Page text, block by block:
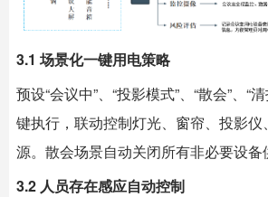
3.1 场景化一键用电策略
预设“会议中”、“投影模式”、“散会”、“
键执行，联动控制灯光、窗帘、投影
源。散会场景自动关闭所有非必要设备
3.2 人员存在感应自动控制